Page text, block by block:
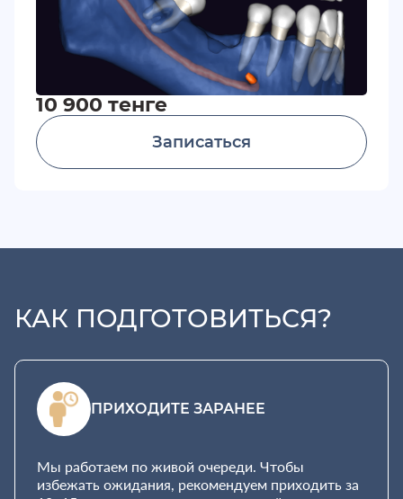
10 900 тенге
Записаться
КАК ПОДГОТОВИТЬСЯ?
ПРИХОДИТЕ ЗАРАНЕЕ
Мы работаем по живой очереди. Чтобы
избежать ожидания, рекомендуем приходить за